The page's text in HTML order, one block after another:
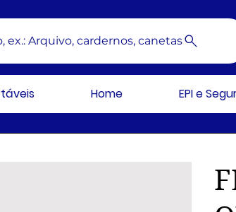
Arquivo, cardernos, canetas
Home EPI e